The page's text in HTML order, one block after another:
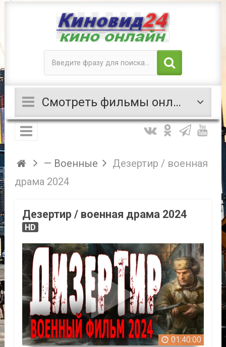
Смотреть фильмы онлайн
— Военные
Дезертир / военная
драма 2024
Дезертир / военная драма 2024
HD
01:40:00